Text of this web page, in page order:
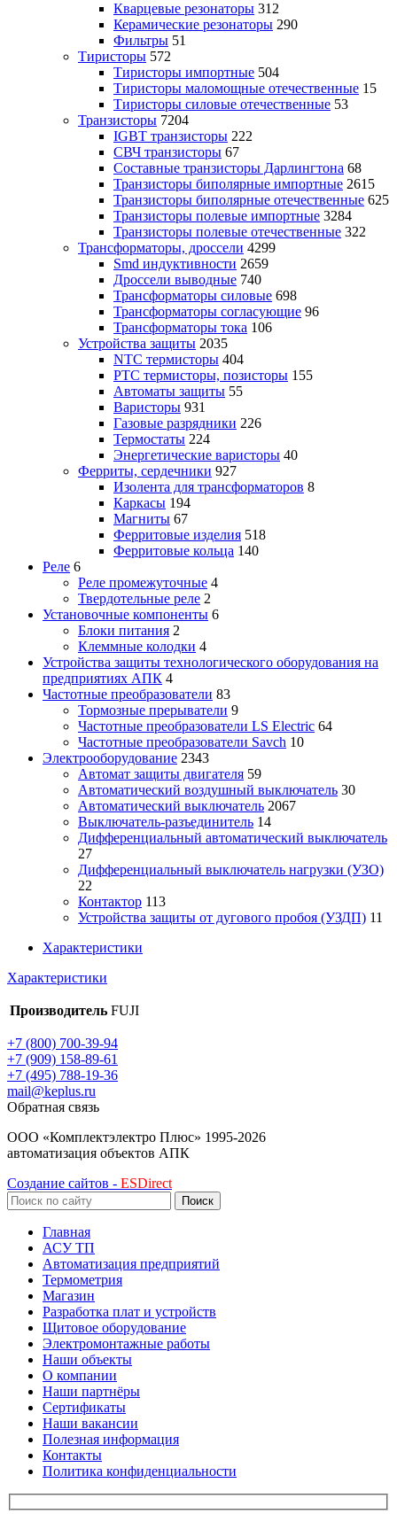
Кварцевые резонаторы 312
Керамические резонаторы 290
Фильтры 51
Тиристоры 572
Тиристоры импортные 504
Тиристоры маломощные отечественные 15
Тиристоры силовые отечественные 53
Транзисторы 7204
IGBT транзисторы 222
СВЧ транзисторы 67
Составные транзисторы Дарлингтона 68
Транзисторы биполярные импортные 2615
Транзисторы биполярные отечественные 625
Транзисторы полевые импортные 3284
Транзисторы полевые отечественные 322
Трансформаторы, дроссели 4299
Smd индуктивности 2659
Дроссели выводные 740
Трансформаторы силовые 698
Трансформаторы согласующие 96
Трансформаторы тока 106
Устройства защиты 2035
NTC термисторы 404
PTC термисторы, позисторы 155
Автоматы защиты 55
Варисторы 931
Газовые разрядники 226
Термостаты 224
Энергетические варисторы 40
Ферриты, сердечники 927
Изолента для трансформаторов 8
Каркасы 194
Магниты 67
Ферритовые изделия 518
Ферритовые кольца 140
Реле 6
Реле промежуточные 4
Твердотельные реле 2
Установочные компоненты 6
Блоки питания 2
Клеммные колодки 4
Устройства защиты технологического оборудования на
предприятиях АПК 4
Частотные преобразователи 83
Тормозные прерыватели 9
Частотные преобразователи LS Electric 64
Частотные преобразователи Savch 10
Электрооборудование 2343
Автомат защиты двигателя 59
Автоматический воздушный выключатель 30
Автоматический выключатель 2067
Выключатель-разъединитель 14
Дифференциальный автоматический выключатель
27
Дифференциальный выключатель нагрузки (УЗО)
22
Контактор 113
Устройства защиты от дугового пробоя (УЗДП) 11
Характеристики
Характеристики
Производитель FUJI
+7 (800) 700-39-94
+7 (909) 158-89-61
+7 (495) 788-19-36
mail@keplus.ru
Обратная связь
ООО «Комплектэлектро Плюс» 1995-2026
автоматизация объектов АПК
Создание сайтов - ESDirect
Поиск
Главная
АСУ ТП
Автоматизация предприятий
Термометрия
Магазин
Разработка плат и устройств
Щитовое оборудование
Электромонтажные работы
Наши объекты
О компании
Наши партнёры
Сертификаты
Наши вакансии
Полезная информация
Контакты
Политика конфиденциальности